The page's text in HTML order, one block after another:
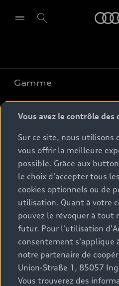
Gamme
Tous les modèles
Comparer les modèles
Modèles électriques
Hybrides plug-in
Conseil & achat
Offres du moment
Configurateur
Véhicules neufs disponibles
Occasions
Audi Gebrauchtwagen :plus
Clients professionnels
Audi exclusive
Service & Accessoires
Accessoires d'origine Audi
Audi Services
Services numériques Audi
myAudi
Garantie & assistance
Partenaire Service Audi
Espace client
Contact
Trouver mon partenaire Audi
Demande d'essai
Audi World
Stories of Progress
Stories of Luxembourg
© 2026 Audi AG. Tous droits
Vous avez le contrôle des
Sur ce site, nous utilisons
vous offrir la meilleure
possible. Grâce aux
le choix d'accepter tous
cookies optionnels ou de
utilisation. Quant à votre
pouvez le révoquer à tout
futur. Pour l'utilisation
consentement s'applique
notre partenaire de
Union-Straße 1, 85057
Vous trouverez des